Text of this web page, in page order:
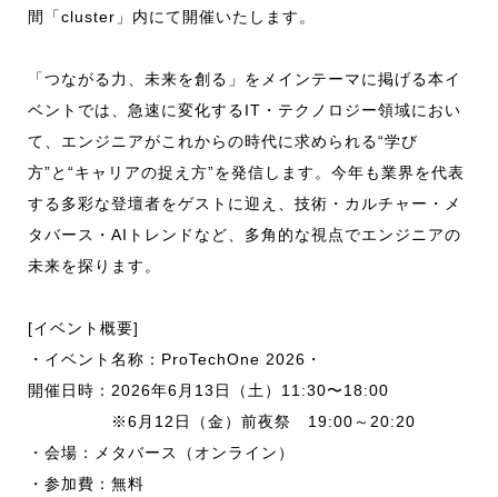
間「cluster」内にて開催いたします。
「つながる力、未来を創る」をメインテーマに掲げる本イ
ベントでは、急速に変化するIT・テクノロジー領域におい
て、エンジニアがこれからの時代に求められる“学び
方”と“キャリアの捉え方”を発信します。今年も業界を代表
する多彩な登壇者をゲストに迎え、技術・カルチャー・メ
タバース・AIトレンドなど、多角的な視点でエンジニアの
未来を探ります。
[イベント概要]
・イベント名称：ProTechOne 2026・
開催日時：2026年6月13日（土）11:30〜18:00
※6月12日（金）前夜祭 19:00～20:20
・会場：メタバース（オンライン）
・参加費：無料